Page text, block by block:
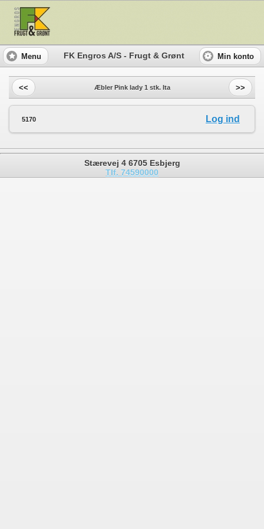
Menu FK Engros A/S - Frugt & Grønt Min konto
<< Æbler Pink lady 1 stk. Ita >>
5170 Log ind
Stærevej 4 6705 Esbjerg
Tlf. 74590000